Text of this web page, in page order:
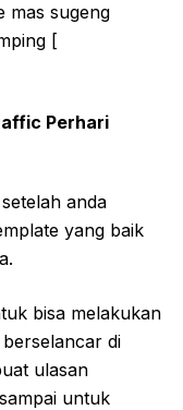
mas sugeng
[
Perhari
anda
yang baik
bisa melakukan
di
ulasan
untuk